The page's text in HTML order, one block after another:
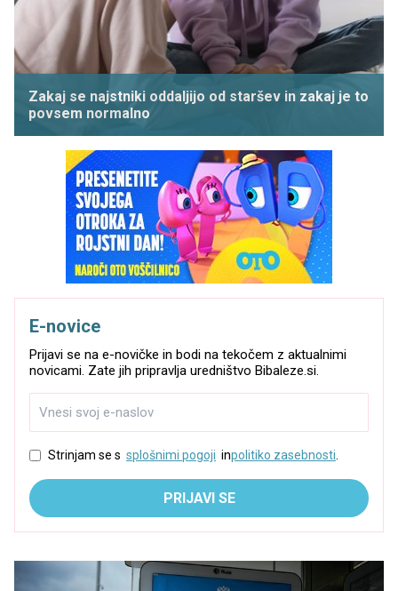
Zakaj se najstniki oddaljijo od staršev in zakaj je to
povsem normalno
E-novice
Prijavi se na e-novičke in bodi na tekočem z aktualnimi
novicami. Zate jih pripravlja uredništvo Bibaleze.si.
Strinjam se s splošnimi pogoji inpolitiko zasebnosti
PRIJAVI SE